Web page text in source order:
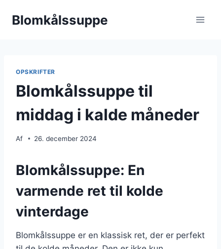
Blomkålssuppe
OPSKRIFTER
Blomkålssuppe til
middag i kalde måneder
Af 26. december 2024
Blomkålssuppe: En
varmende ret til kolde
vinterdage
Blomkålssuppe er en klassisk ret, der er perfekt